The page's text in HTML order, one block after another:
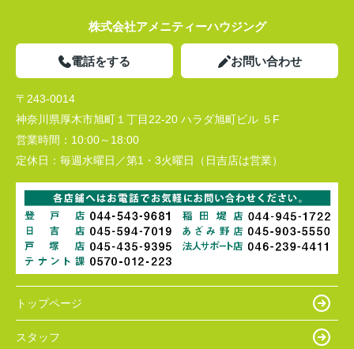
株式会社アメニティーハウジング
電話をする お問い合わせ
〒243-0014
神奈川県厚木市旭町１丁目22-20 ハラダ旭町ビル ５F
営業時間： 10:00～18:00
定休日： 毎週水曜日／第1・3火曜日（日吉店は営業）
トップページ
スタッフ